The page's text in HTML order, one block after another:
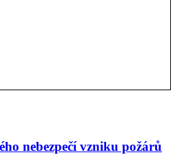
nebezpečí vzniku požárů